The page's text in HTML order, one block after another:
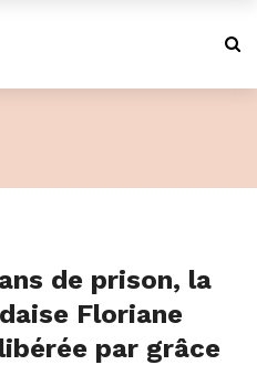
de prison, la
Floriane
par grâce